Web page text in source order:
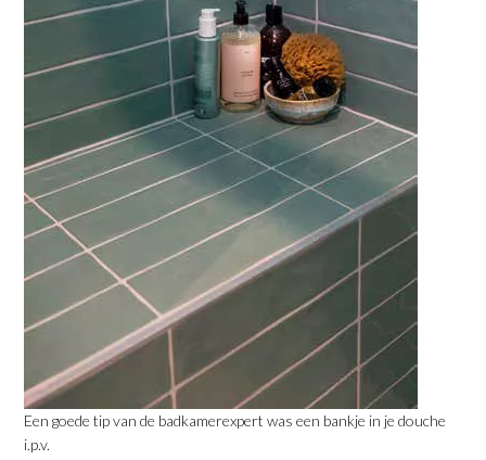
Een goede tip van de badkamerexpert was een bankje in je douche
i.p.v.